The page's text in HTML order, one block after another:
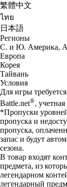
繁體中文
ไทย
日本語
Регионы
С. и Ю. Америка,
Европа
Корея
Тайвань
Условия
Для игры
Battle.net®,
*Пропуски
пропуска и
пропуска,
запас и будут
сезона.
В товар входят
предмета, из
легендарном
легендарный